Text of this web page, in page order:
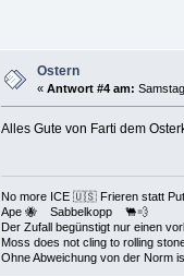
Ostern
« Antwort #4 am:
Alles Gute von Farti dem
No more ICE 🇺🇸 Frieren statt
Ape 🐝 Sabbelkopp 🐫💨
Der Zufall begünstigt nur einen
Moss does not cling to rolling
Ohne Abweichung von der Norm